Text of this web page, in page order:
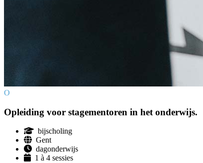
O
Opleiding voor stagementoren in het onderwijs.
bijscholing
Gent
dagonderwijs
1 à 4 sessies